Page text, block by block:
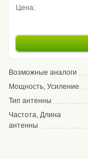
Цена:
Возможные аналоги
Мощность, Усиление
Тип антенны
Частота, Длина
антенны